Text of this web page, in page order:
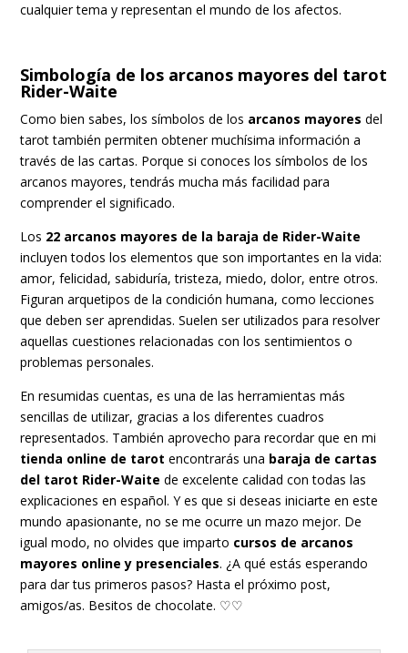
cualquier tema y representan el mundo de los afectos.
Simbología de los arcanos mayores del tarot
Rider-Waite
Como bien sabes, los símbolos de los arcanos mayores del
tarot también permiten obtener muchísima información a
través de las cartas. Porque si conoces los símbolos de los
arcanos mayores, tendrás mucha más facilidad para
comprender el significado.
Los 22 arcanos mayores de la baraja de Rider-Waite
incluyen todos los elementos que son importantes en la vida:
amor, felicidad, sabiduría, tristeza, miedo, dolor, entre otros.
Figuran arquetipos de la condición humana, como lecciones
que deben ser aprendidas. Suelen ser utilizados para resolver
aquellas cuestiones relacionadas con los sentimientos o
problemas personales.
En resumidas cuentas, es una de las herramientas más
sencillas de utilizar, gracias a los diferentes cuadros
representados. También aprovecho para recordar que en mi
tienda online de tarot encontrarás una baraja de cartas
del tarot Rider-Waite de excelente calidad con todas las
explicaciones en español. Y es que si deseas iniciarte en este
mundo apasionante, no se me ocurre un mazo mejor. De
igual modo, no olvides que imparto cursos de arcanos
mayores online y presenciales. ¿A qué estás esperando
para dar tus primeros pasos? Hasta el próximo post,
amigos/as. Besitos de chocolate. ♡♡